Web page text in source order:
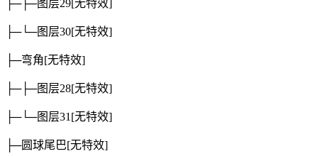
├─├─图层29[无特效]
├─└─图层30[无特效]
├─弯角 [无特效]
├─├─图层28[无特效]
├─└─图层31[无特效]
├─圆球尾巴[无特效]